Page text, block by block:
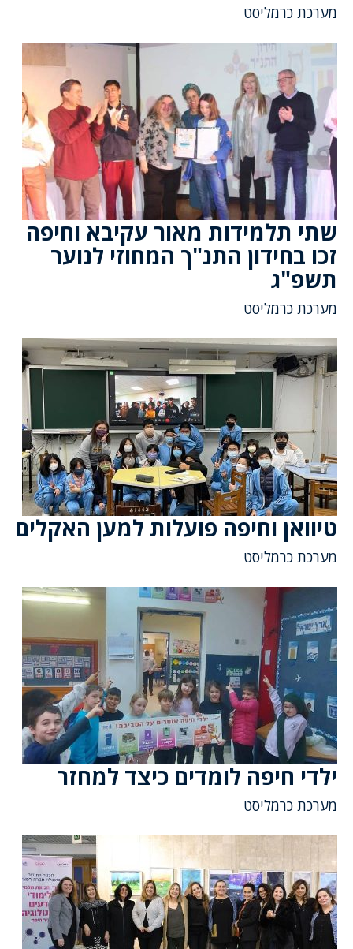
מערכת כרמליסט
שתי תלמידות מאור עקיבא וחיפה
זכו בחידון התנ"ך המחוזי לנוער
תשפ"ג
מערכת כרמליסט
טיוואן וחיפה פועלות למען האקלים
מערכת כרמליסט
ילדי חיפה לומדים כיצד למחזר
מערכת כרמליסט